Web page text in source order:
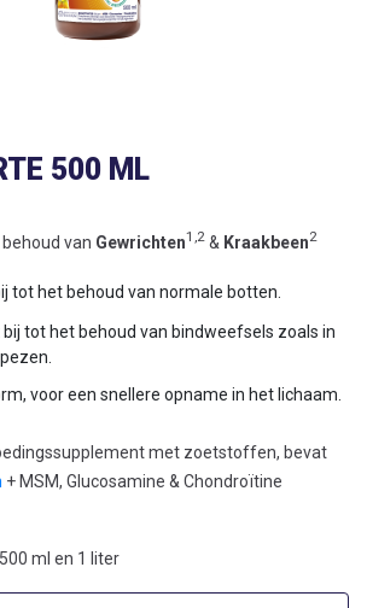
500 ML
van Gewrichten1,2 & Kraakbeen2
tot het behoud van normale botten.
tot het behoud van bindweefsels zoals in
voor een snellere opname in het lichaam.
met zoetstoffen, bevat
+ MSM, Glucosamine & Chondroïtine
ml en 1 liter